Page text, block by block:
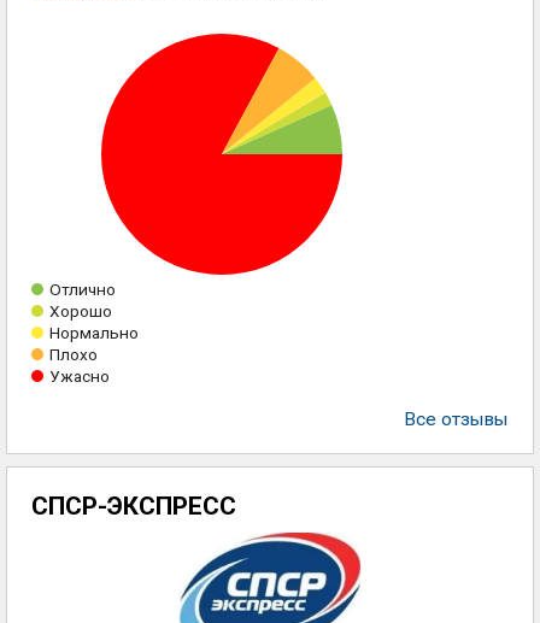
Отлично
Хорошо
Нормально
Плохо
Ужасно
Все отзывы
СПСР-ЭКСПРЕСС